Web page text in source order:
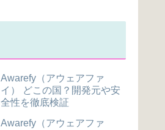
Awarefy（アウェアファ
イ） どこの国？開発元や安
全性を徹底検証
Awarefy（アウェアファ